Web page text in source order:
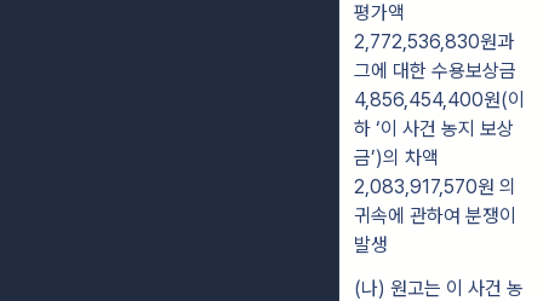
평가액
2,772,536,830원과
그에 대한 수용보상금
4,856,454,400원(이
하 ‘이 사건 농지 보상
금’)의 차액
2,083,917,570원 의
귀속에 관하여 분쟁이
발생
(나) 원고는 이 사건 농